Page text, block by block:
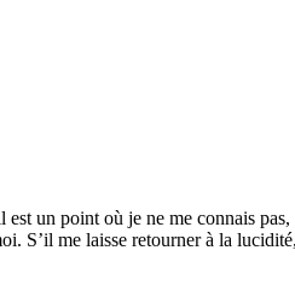
un point où je ne me connais
S’il me laisse retourner à la